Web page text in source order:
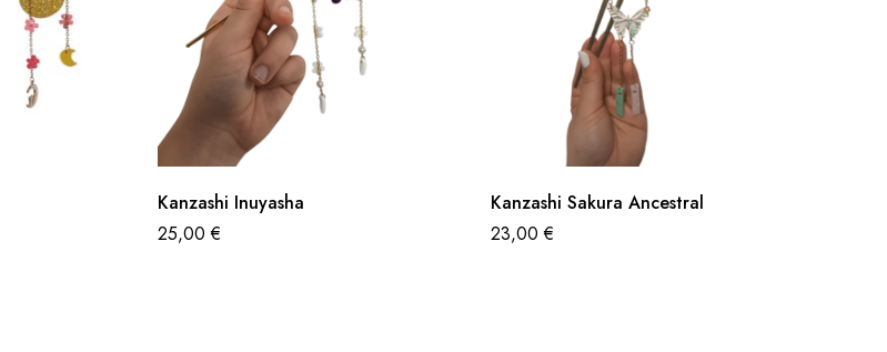
Kanzashi Inuyasha
25,00€
Kanzashi Sakura Ancestral
23,00€